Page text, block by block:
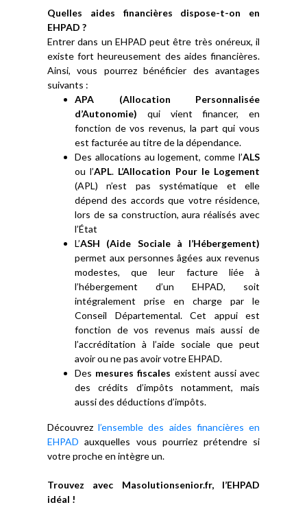
Quelles aides financières dispose-t-on en
EHPAD ?
Entrer dans un EHPAD peut être très onéreux, il
existe fort heureusement des aides financières.
Ainsi, vous pourrez bénéficier des avantages
suivants :
APA (Allocation Personnalisée
d’Autonomie) qui vient financer, en
fonction de vos revenus, la part qui vous
est facturée au titre de la dépendance.
Des allocations au logement, comme l’ALS
ou l’APL. L’Allocation Pour le Logement
(APL) n’est pas systématique et elle
dépend des accords que votre résidence,
lors de sa construction, aura réalisés avec
l’État
L’ASH (Aide Sociale à l’Hébergement)
permet aux personnes âgées aux revenus
modestes, que leur facture liée à
l’hébergement d’un EHPAD, soit
intégralement prise en charge par le
Conseil Départemental. Cet appui est
fonction de vos revenus mais aussi de
l’accréditation à l’aide sociale que peut
avoir ou ne pas avoir votre EHPAD.
Des mesures fiscales existent aussi avec
des crédits d’impôts notamment, mais
aussi des déductions d’impôts.
Découvrezl’ensemble des aides financières en
EHPADauxquelles vous pourriez prétendre si
votre proche en intègre un.
Trouvez avec Masolutionsenior.fr, l’EHPAD
idéal !